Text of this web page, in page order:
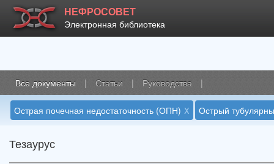
НЕФРОСОВЕТ
Электронная библиотека
Все документы | Статьи | Руководства |
Острая почечная недостаточность (ОПН) x Острый
Тезаурус